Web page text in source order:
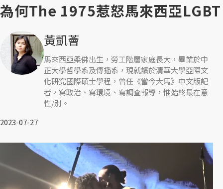
為何The 1975惹怒馬來西亞LGBT
黃凱薈
馬來西亞柔佛出生，勞工階層家庭長大，畢業於中
正大學哲學系及傳播系，現就讀於清華大學亞際文
化研究國際碩士學程，曾任《當今大馬》中文版記
者，寫政治、寫環境、寫調查報導，惟始終最在意
性/別。
2023-07-27